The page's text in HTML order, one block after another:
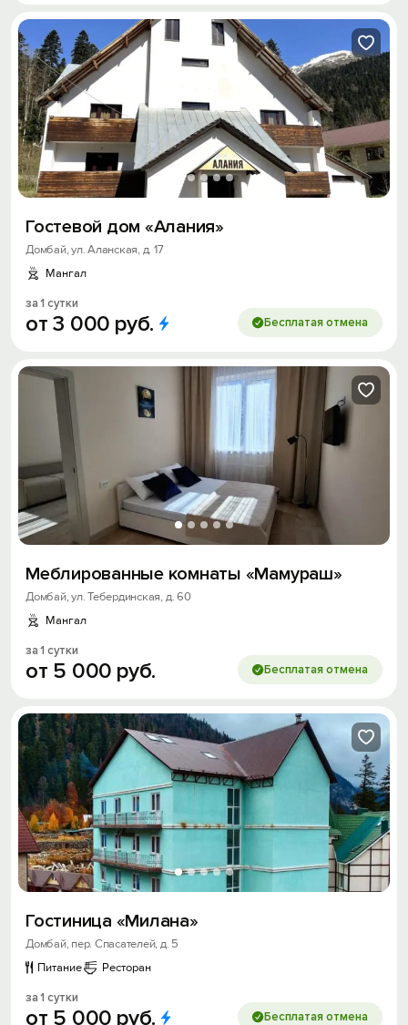
Гостевой дом «Алания»
Домбай, ул. Аланская, д. 17
Мангал
за 1 сутки
от3 000 руб. Бесплатая отмена
Меблированные комнаты «Мамураш»
Домбай, ул. Тебердинская, д. 60
Мангал
за 1 сутки
от 5 000 руб. Бесплатая отмена
Гостиница «Милана»
Домбай, пер. Спасателей, д. 5
Питание
Ресторан
за 1 сутки
от 5 000 руб. Бесплатая отмена